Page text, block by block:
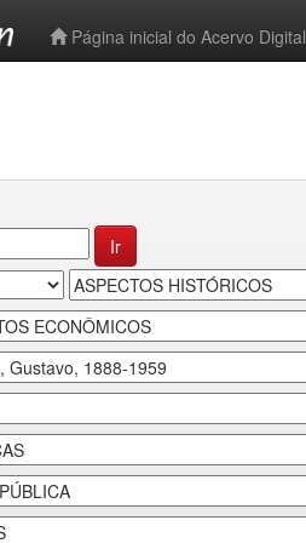
Página inicial do Acervo Digital